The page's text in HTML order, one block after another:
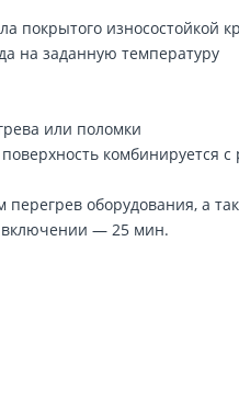
покрытого износостойкой
на заданную температуру
или поломки
оборудования, а
включении — 25 мин.